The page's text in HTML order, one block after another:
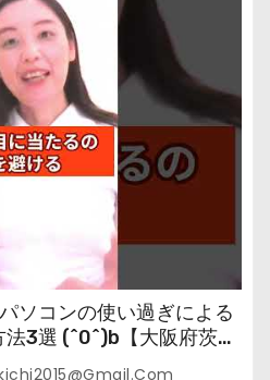
ソコンの使い過ぎによる
3選 (^0^)b【大阪府茨木
体師が教えます。】